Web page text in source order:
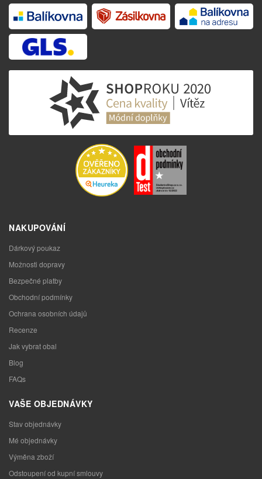
NAKUPOVÁNÍ
Dárkový poukaz
Možnosti dopravy
Bezpečné platby
Obchodní podmínky
Ochrana osobních údajů
Recenze
Jak vybrat obal
Blog
FAQs
VAŠE OBJEDNÁVKY
Stav objednávky
Mé objednávky
Výměna zboží
Odstoupení od kupní smlouvy